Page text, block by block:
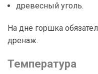
древесный уголь.
На дне горшка
дренаж.
Температура